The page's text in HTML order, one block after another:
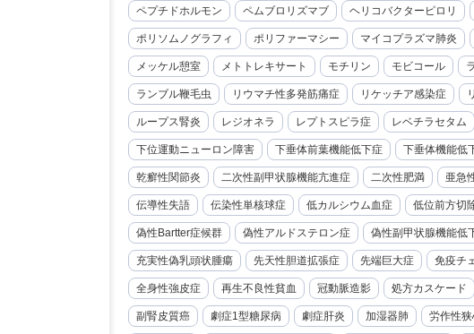
ペプチドホルモン ペムブロリズマブ ヘリコバクターピロリ
ポリソムノグラフィ ポリファーマシー マイコプラズマ肺炎
メッケル憩室 メトトレキサート モチリン モビコール
ランブル鞭毛虫 リウマチ性多発筋痛症 リケッチア感染症
ループス腎炎 レジオネラ レプトスピラ症 レベチラセタム
下位運動ニューロン障害 下垂体前葉機能低下症 下垂体機能低
乾癬性関節炎 二次性副甲状腺機能亢進症 二次性肥満 亜急
伝導性失語 伝染性単核球症 低カルシウム血症 低位前方切
偽性Bartter症候群 偽性アルドステロン症 偽性副甲状腺機能低
充実性偽乳頭状腫瘍 先天性胆道拡張症 先端巨大症 免疫チ
全身性強皮症 再生不良性貧血 冠動脈造影 処方カスケード
副腎皮質癌 劇症1型糖尿病 劇症肝炎 加湿器肺 労作性